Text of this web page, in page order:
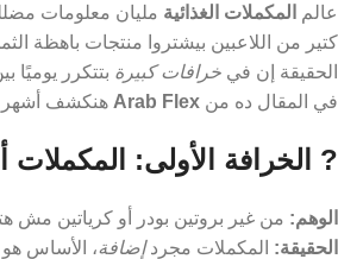
عالم المكملات الغذائية مليان معلومات
كتير من اللاعبين بيشتروا منتجات باهظة
الحقيقة إن في خرافات كبيرة بتتكرر يوميًا
في المقال ده من Arab Flex هنكشف أشهر
? الخرافة الأولى: المكملات
الوهم: من غير بروتين بودر أو كرياتين
الحقيقة: المكملات مجردإضافة، الأساس هو